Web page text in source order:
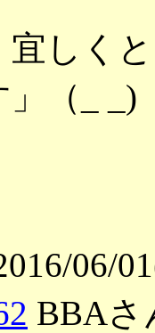
宜しく
（_ _)
06/
BBAさ